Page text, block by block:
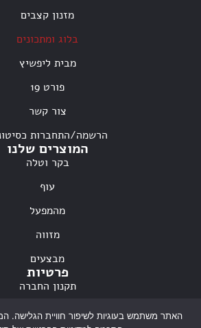
מזנון קצבים
בלוג ומתכונים
מבית ליפשיץ
פורט 19
צור קשר
הרשמה/התחברות
המוצרים שלנו
בקר וטלה
עוף
מהמפעל
מזווה
מבצעים
פרטיות
תקנון החברה
מדיניות פרטיות
האתר משתמש בעוגיות לשיפור חוויית הגלישה.